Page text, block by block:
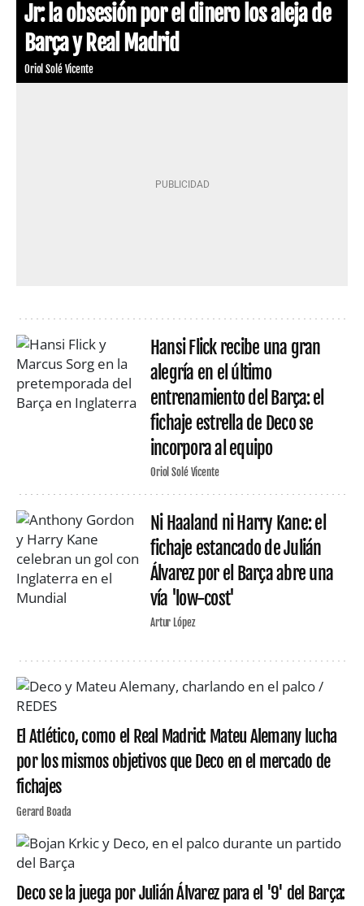
Jr: la obsesión por el dinero los aleja de
Barça y Real Madrid
Oriol Solé Vicente
Hansi Flick recibe una gran
alegría en el último
entrenamiento del Barça: el
fichaje estrella de Deco se
incorpora al equipo
Oriol Solé Vicente
Ni Haaland ni Harry Kane: el
fichaje estancado de Julián
Álvarez por el Barça abre una
vía 'low-cost'
Artur López
El Atlético, como el Real Madrid: Mateu Alemany lucha
por los mismos objetivos que Deco en el mercado de
fichajes
Gerard Boada
Deco se la juega por Julián Álvarez para el '9' del Barça: